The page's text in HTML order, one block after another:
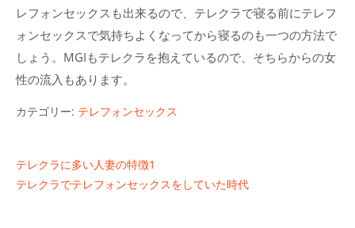
レフォンセックスも出来るので、テレクラで寝る前にテレフ
ォンセックスで気持ちよくなってから寝るのも一つの方法で
しょう。MGIもテレクラを抱えているので、そちらからの女
性の流入もあります。
カテゴリー: テレフォンセックス
投
稿
テレクラに多い人妻の特徴1
テレクラでテレフォンセックスをしていた時代